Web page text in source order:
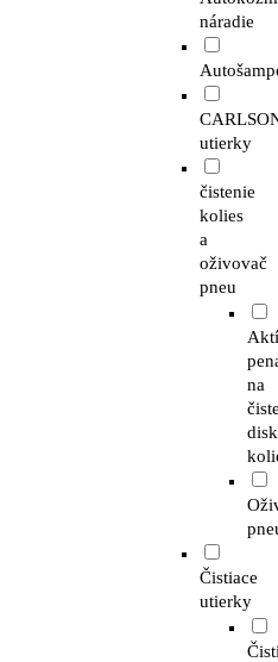
náradie
utierky
čistenie
kolies
a
oživovač
pneu
na
Čistiace
utierky